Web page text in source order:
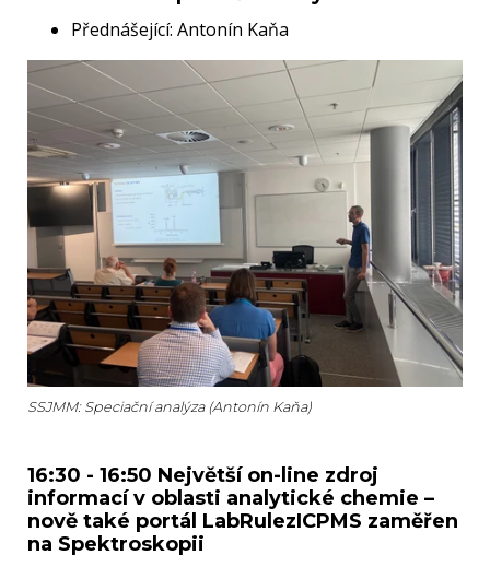
Přednášející: Antonín Kaňa
SSJMM: Speciační analýza (Antonín Kaňa)
16:30 - 16:50 Největší on-line zdroj
informací v oblasti analytické chemie –
nově také portál LabRulezICPMS zaměřen
na Spektroskopii